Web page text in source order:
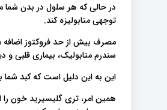
در حالی که هر سلول در بدن شما می
توجهی متابولیزه کند.
مصرف بیش از حد فروکتوز اضافه
سندرم متابولیک، بیماری قلبی و دیابت نوع 2
این به این دلیل است که کبد شما
همین امر، تری گلیسیرید خون را